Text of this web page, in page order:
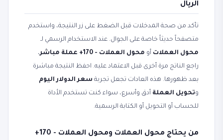
الريال
تأكد من صحة المدخلات قبل الضغط على زر النتيجة، واستخدم
متصفحاً حديثاً خاصة على الجوال. عند الاستخدام الرسمي لـ
محول العملات أو محول العملات - 170+ عملة مباشر
،
راجع الناتج مرة أخرى قبل الاعتماد عليه. احفظ النتيجة مباشرة
بعد ظهورها. هذه العادات تجعل تجربة سعر الدولار اليوم
وتحويل العملة أدق وأسرع، سواء كنت تستخدم الأداة
للحساب أو التحويل أو الكتابة الرسمية.
من يحتاج محول العملات ومحول العملات - 170+